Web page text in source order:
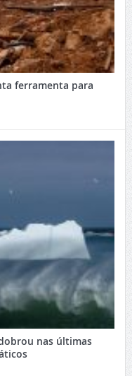
ferramenta para
nas últimas